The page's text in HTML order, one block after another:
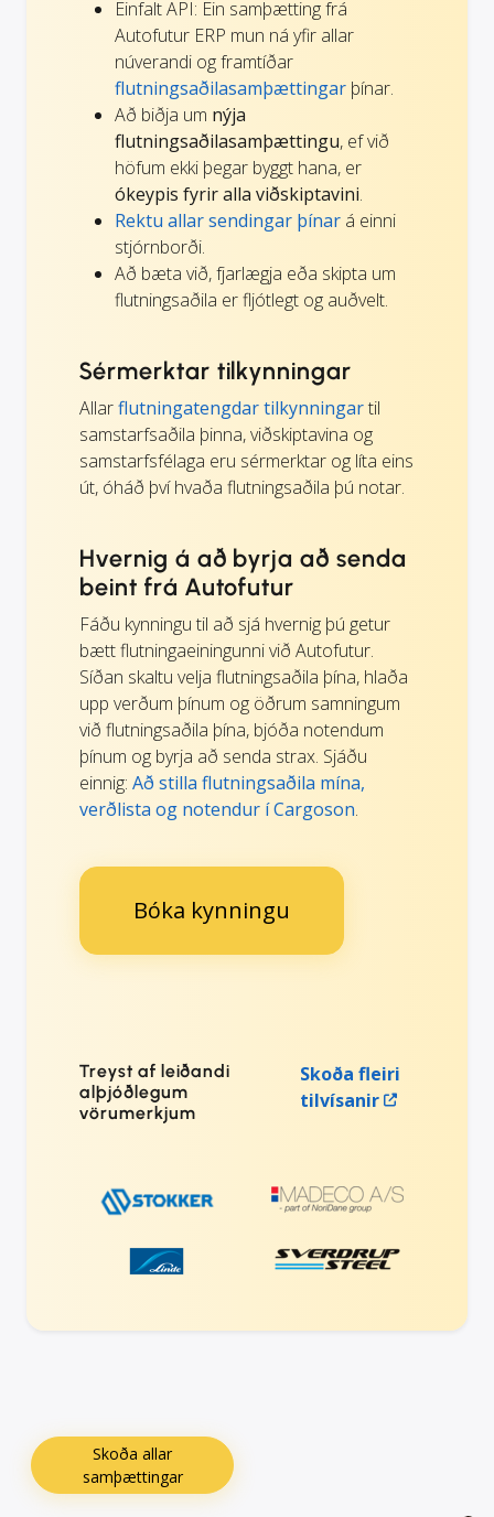
Einfalt API: Ein samþætting frá
Autofutur ERP mun ná yfir allar
núverandi og framtíðar
flutningsaðilasamþættingar þínar.
Að biðja um nýja
flutningsaðilasamþættingu, ef við
höfum ekki þegar byggt hana, er
ókeypis fyrir alla viðskiptavini.
Rektu allar sendingar þínar á einni
stjórnborði.
Að bæta við, fjarlægja eða skipta um
flutningsaðila er fljótlegt og auðvelt.
Sérmerktar tilkynningar
Allarflutningatengdar tilkynningartil
samstarfsaðila þinna, viðskiptavina og
samstarfsfélaga eru sérmerktar og líta eins
út, óháð því hvaða flutningsaðila þú notar.
Hvernig á að byrja að senda
beint frá Autofutur
Fáðu kynningu til að sjá hvernig þú getur
bætt flutningaeiningunni við Autofutur.
Síðan skaltu velja flutningsaðila þína, hlaða
upp verðum þínum og öðrum samningum
við flutningsaðila þína, bjóða notendum
þínum og byrja að senda strax. Sjáðu
einnig: Að stilla flutningsaðila mína,
verðlista og notendur í Cargoson.
Bóka kynningu
Treyst af leiðandi
alþjóðlegum
vörumerkjum
Skoða fleiri
tilvísanir
Skoða allar
samþættingar